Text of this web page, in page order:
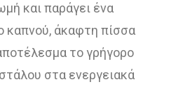
και παράγει ένα
καπνού, άκαφτη πίσσα
το γρήγορο
στα ενεργειακά